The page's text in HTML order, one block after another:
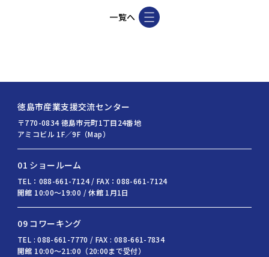
一覧へ
徳島市産業支援交流センター
〒770-0834 徳島市元町1丁目24番地
アミコビル 1F／9F（Map）
01 ショールーム
TEL：088-661-7124 / FAX：088-661-7124
開館 10:00〜19:00 / 休館 1月1日
09 コワーキング
TEL : 088-661-7770 / FAX : 088-661-7834
開館 10:00〜21:00（20:00まで受付）